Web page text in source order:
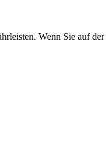
Wenn Sie auf